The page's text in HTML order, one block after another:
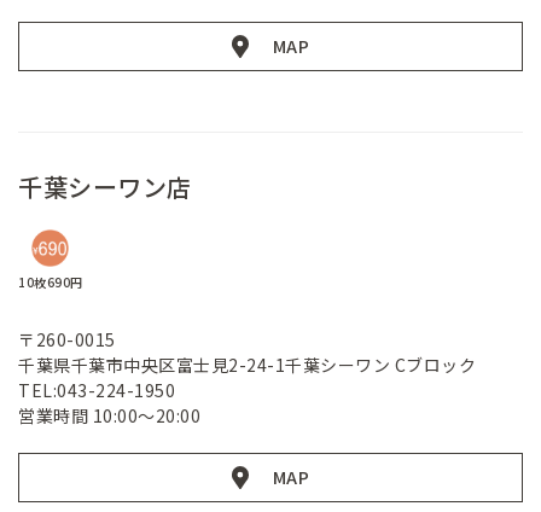
MAP
千葉シーワン店
10枚690円
〒260-0015
千葉県千葉市中央区富士見2-24-1千葉シーワン Cブロック
TEL:043-224-1950
営業時間 10:00～20:00
MAP